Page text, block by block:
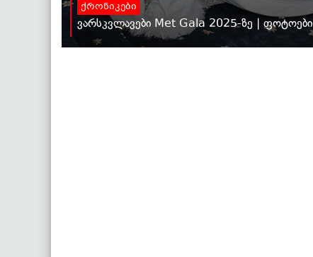
ქრონიკები
ვარსკვლავები Met Gala 2025-ზე | ფოტოები